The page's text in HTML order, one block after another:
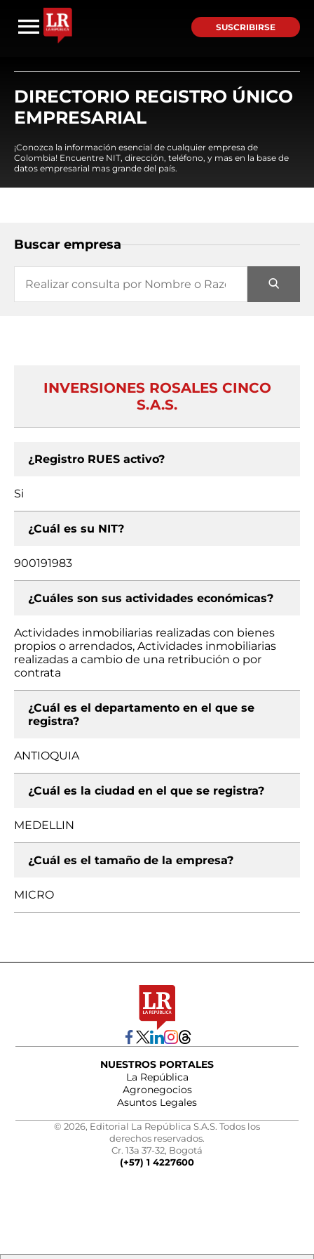
SUSCRIBIRSE
DIRECTORIO REGISTRO ÚNICO
EMPRESARIAL
¡Conozca la información esencial de cualquier empresa de
Colombia! Encuentre NIT, dirección, teléfono, y mas en la base de
datos empresarial mas grande del país.
Buscar empresa
INVERSIONES ROSALES CINCO
S.A.S.
¿Registro RUES activo?
Si
¿Cuál es su NIT?
900191983
¿Cuáles son sus actividades económicas?
Actividades inmobiliarias realizadas con bienes
propios o arrendados, Actividades inmobiliarias
realizadas a cambio de una retribución o por
contrata
¿Cuál es el departamento en el que se
registra?
ANTIOQUIA
¿Cuál es la ciudad en el que se registra?
MEDELLIN
¿Cuál es el tamaño de la empresa?
MICRO
NUESTROS PORTALES
La República
Agronegocios
Asuntos Legales
© 2026, Editorial La República S.A.S. Todos los
derechos reservados.
Cr. 13a 37-32, Bogotá
(+57) 1 4227600